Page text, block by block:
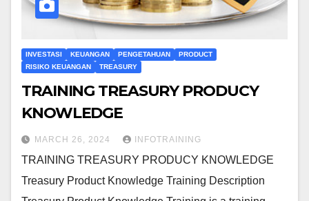
INVESTASI KEUANGAN PENGETAHUAN
PRODUCT
RISIKO KEUANGAN
TREASURY
TRAINING TREASURY PRODUCY
KNOWLEDGE
MARCH 26, 2024 INFOTRAINING
TRAINING TREASURY PRODUCY KNOWLEDGE
Treasury Product Knowledge Training Description